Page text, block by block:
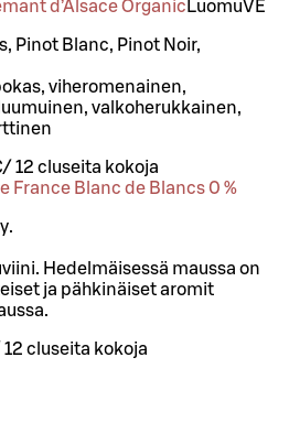
d’Alsace Organic LuomuVE
Pinot Blanc, Pinot Noir,
viheromenainen,
valkoherukkainen,
/ 12 cl useita kokoja
France Blanc de Blancs 0 %
Hedelmäisessä maussa on
ja pähkinäiset aromit
12 cl useita kokoja